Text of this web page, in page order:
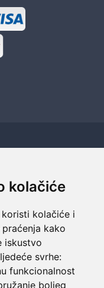
kolačiće
kolačiće i
kako
iskustvo
svrhe:
funkcionalnost
boljeg